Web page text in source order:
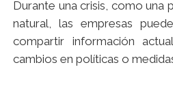
Durante una crisis, como una
natural, las empresas
compartir información
cambios en políticas o